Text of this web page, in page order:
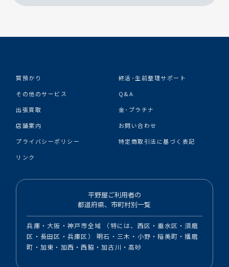
質預かり
終活･生前整理サポート
その他のサービス
Q&A
出張買取
金･プラチナ
店舗案内
お問い合わせ
プライバシーポリシー
特定商取引法に基づく表記
リンク
平野屋ご利用者の
都道府県、市町村別一覧
兵庫・大阪・神戸市全域 （特には、西区・垂水区・須磨
区・長田区・兵庫区） 明石・三木・小野・稲美町・播磨
町・加東・加西・西脇・加古川・高砂